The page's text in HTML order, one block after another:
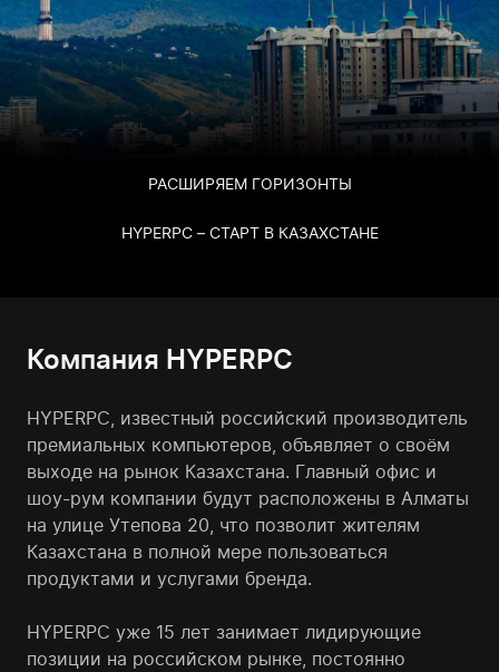
РАСШИРЯЕМ ГОРИЗОНТЫ
HYPERPC – CТАРТ В КАЗАХСТАНЕ
Компания HYPERPC
HYPERPC, известный российский производитель
премиальных компьютеров, объявляет о своём
выходе на рынок Казахстана. Главный офис и
шоу-рум компании будут расположены в Алматы
на улице Утепова 20, что позволит жителям
Казахстана в полной мере пользоваться
продуктами и услугами бренда.
HYPERPC уже 15 лет занимает лидирующие
позиции на российском рынке, постоянно